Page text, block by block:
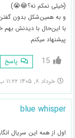
(خیلی نمکم نه؟😂😭)
و به همین‌شکل بدون
با این‌حال با دیدنش بهم
پیشنهاد میکنم.
15 پاسخ
خرداد ۸, ۱۴۰۵ ۱۱:۲۲ ب.ظ
blue whisper
اول از همه این سریال